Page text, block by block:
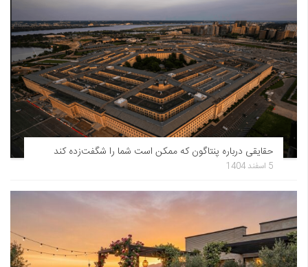
حقایقی درباره پنتاگون که ممکن است شما را شگفت‌زده کند
5 اسفند 1404